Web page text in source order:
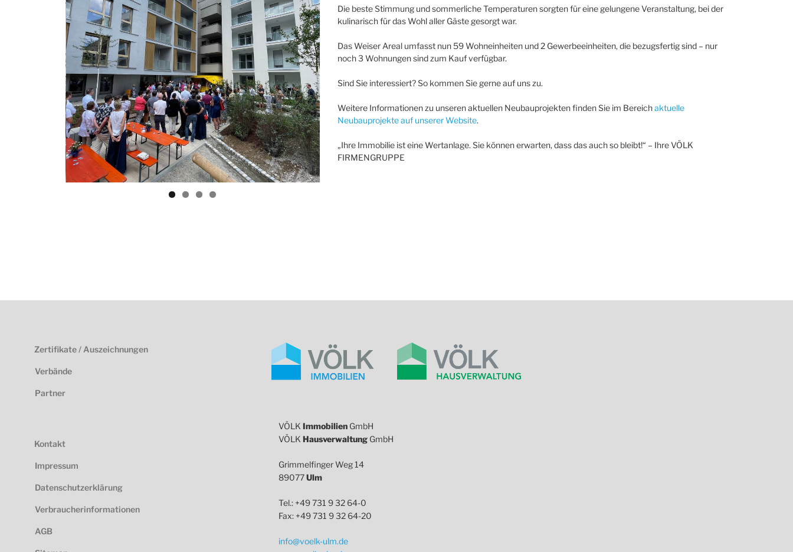
Die beste Stimmung und sommerliche Temperaturen sorgten für eine gelungene Veranstaltung, bei der
kulinarisch für das Wohl aller Gäste gesorgt war.
Das Weiser Areal umfasst nun 59 Wohneinheiten und 2 Gewerbeeinheiten, die bezugsfertig sind – nur
noch 3 Wohnungen sind zum Kauf verfügbar.
Sind Sie interessiert? So kommen Sie gerne auf uns zu.
Weitere Informationen zu unseren aktuellen Neubauprojekten finden Sie im Bereichaktuelle
Neubauprojekte auf unserer Website.
„Ihre Immobilie ist eine Wertanlage. Sie können erwarten, dass das auch so bleibt!“ – Ihre VÖLK
FIRMENGRUPPE
Zertifikate / Auszeichnungen
Verbände
Partner
Kontakt
Impressum
Datenschutzerklärung
Verbraucherinformationen
AGB
VÖLK Immobilien GmbH
VÖLK Hausverwaltung GmbH
Grimmelfinger Weg 14
89077Ulm
Tel.: +49 731 9 32 64-0
Fax: +49 731 9 32 64-20
info@voelk-ulm.de